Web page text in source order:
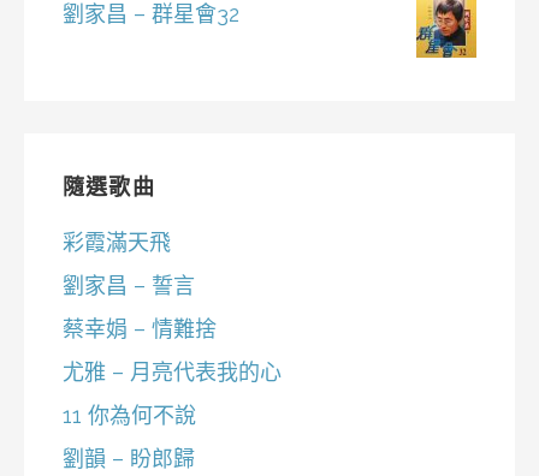
劉家昌 – 群星會32
隨選歌曲
彩霞滿天飛
劉家昌 – 誓言
蔡幸娟 – 情難捨
尤雅 – 月亮代表我的心
11 你為何不說
劉韻 – 盼郎歸